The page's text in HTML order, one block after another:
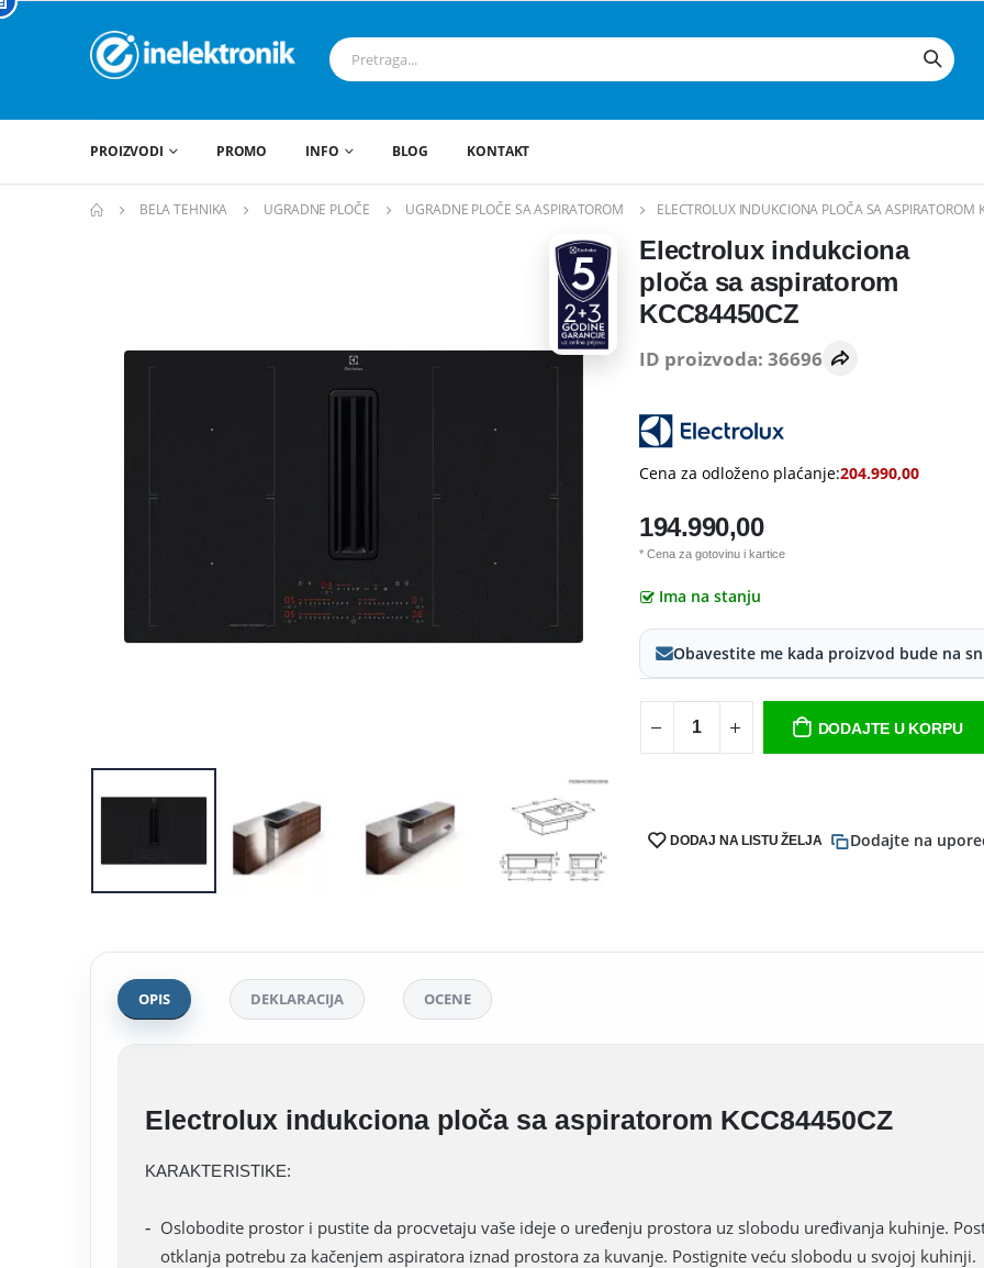
PROIZVODI PROMO INFO BLOG KONTAKT
BELA TEHNIKA UGRADNE PLOČE UGRADNE PLOČE SA ASPIRATOROM ELECTROLUX INDUKCIONA PLOČA SA ASPIRATOROM
Electrolux indukciona
ploča sa aspiratorom
KCC84450CZ
ID proizvoda: 36696
Cena za odloženo plaćanje:204.990,00
194.990,00
* Cena za gotovinu i kartice
Ima na stanju
Obavestite me kada proizvod bude na
DODAJTE U KORPU
DODAJ NA LISTU ŽELJA Dodajte na
OPIS DEKLARACIJA OCENE
Electrolux indukciona ploča sa aspiratorom KCC84450CZ
KARAKTERISTIKE:
Oslobodite prostor i pustite da procvetaju vaše ideje o uređenju prostora uz slobodu uređivanja kuhinje.
otklanja potrebu za kačenjem aspiratora iznad prostora za kuvanje. Postignite veću slobodu u svojoj kuhinji.